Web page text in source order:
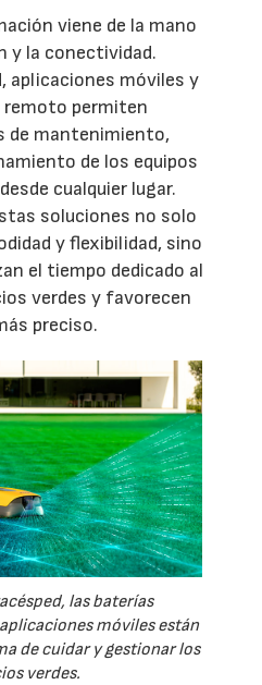
viene de la mano
y la conectividad.
aplicaciones móviles y
permiten
de mantenimiento,
de los equipos
cualquier lugar.
soluciones no solo
y flexibilidad, sino
el tiempo dedicado al
verdes y favorecen
preciso.
las baterías
móviles están
de cuidar y gestionar los
verdes.